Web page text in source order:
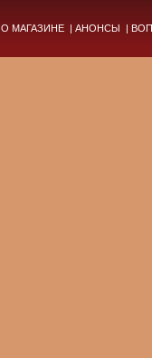
О МАГАЗИНЕ | АНОНСЫ |